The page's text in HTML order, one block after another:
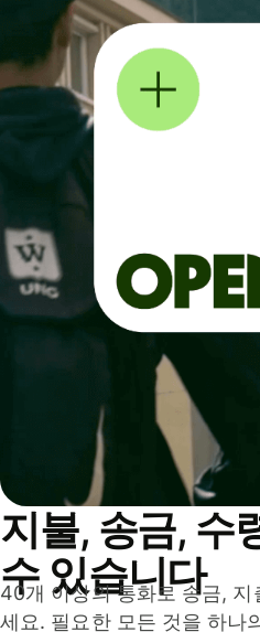
지불, 송금, 수
수 있습니다
40개 이상의 통화로 송금,
세요. 필요한 모든 것을 하나